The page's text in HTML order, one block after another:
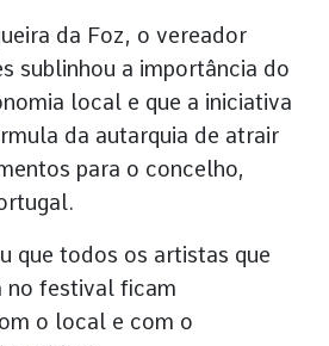
da Foz, o vereador
sublinhou a importância do
local e que a iniciativa
da autarquia de atrair
para o concelho,
que todos os artistas que
no festival ficam
o local e com o